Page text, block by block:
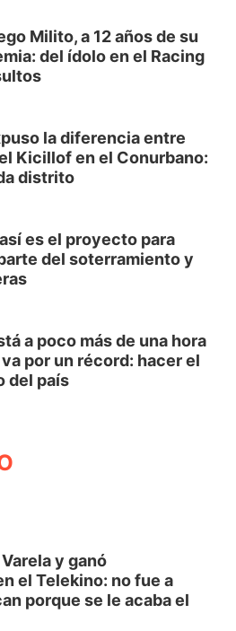
Milito, a 12 años de su
del ídolo en el Racing
la diferencia entre
Kicillof en el Conurbano:
distrito
es el proyecto para
del soterramiento y
a poco más de una hora
por un récord: hacer el
del país
y ganó
el Telekino: no fue a
porque se le acaba el